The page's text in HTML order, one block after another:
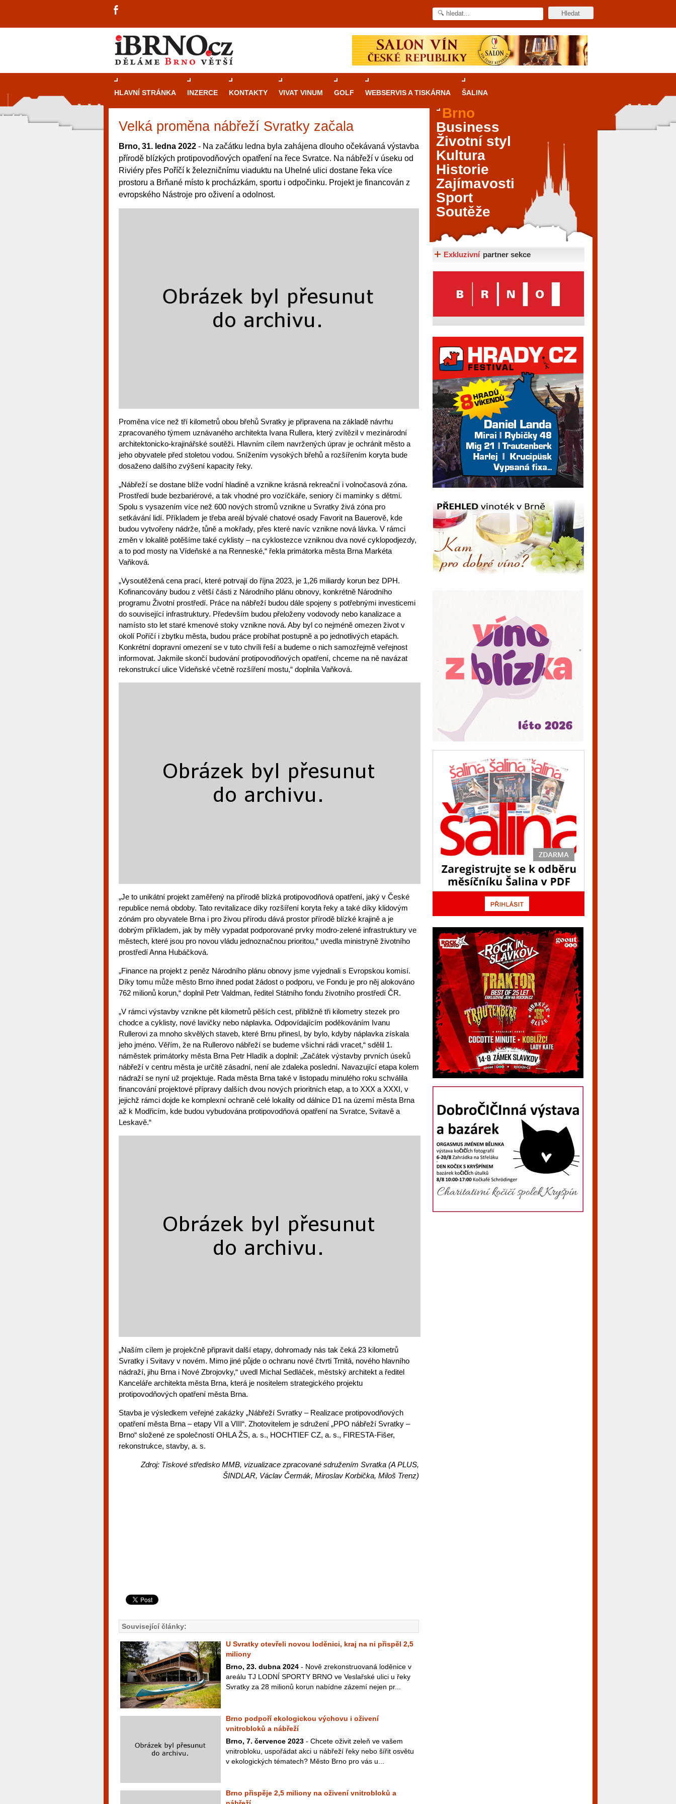
HLAVNÍ STRÁNKA INZERCE KONTAKTY VIVAT VINUM GOLF WEBSERVIS A TISKÁRNA ŠALINA
Velká proměna nábřeží Svratky začala
Brno, 31. ledna 2022 - Na začátku ledna byla zahájena dlouho očekávaná výstavba
přírodě blízkých protipovodňových opatření na řece Svratce. Na nábřeží v úseku od
Riviéry přes Poříčí k železničnímu viaduktu na Uhelné ulici dostane řeka více
prostoru a Brňané místo k procházkám, sportu i odpočinku. Projekt je financován z
evropského Nástroje pro oživení a odolnost.
Proměna více než tří kilometrů obou břehů Svratky je připravena na základě návrhu
zpracovaného týmem uznávaného architekta Ivana Rullera, který zvítězil v mezinárodní
architektonicko-krajinářské soutěži. Hlavním cílem navržených úprav je ochránit město a
jeho obyvatele před stoletou vodou. Snížením vysokých břehů a rozšířením koryta bude
dosaženo dalšího zvýšení kapacity řeky.
„Nábřeží se dostane blíže vodní hladině a vznikne krásná rekreační i volnočasová zóna.
Prostředí bude bezbariérové, a tak vhodné pro vozíčkáře, seniory či maminky s dětmi.
Spolu s vysazením více než 600 nových stromů vznikne u Svratky živá zóna pro
setkávání lidí. Příkladem je třeba areál bývalé chatové osady Favorit na Bauerově, kde
budou vytvořeny nádrže, tůně a mokřady, přes které navíc vznikne nová lávka. V rámci
změn v lokalitě potěšíme také cyklisty – na cyklostezce vzniknou dva nové cyklopodjezdy,
a to pod mosty na Vídeňské a na Renneské,“ řekla primátorka města Brna Markéta
Vaňková.
„Vysoutěžená cena prací, které potrvají do října 2023, je 1,26 miliardy korun bez DPH.
Kofinancovány budou z větší části z Národního plánu obnovy, konkrétně Národního
programu Životní prostředí. Práce na nábřeží budou dále spojeny s potřebnými investicemi
do související infrastruktury. Především budou přeloženy vodovody nebo kanalizace a
namísto sto let staré kmenové stoky vznikne nová. Aby byl co nejméně omezen život v
okolí Poříčí i zbytku města, budou práce probíhat postupně a po jednotlivých etapách.
Konkrétní dopravní omezení se v tuto chvíli řeší a budeme o nich samozřejmě veřejnost
informovat. Jakmile skončí budování protipovodňových opatření, chceme na ně navázat
rekonstrukcí ulice Vídeňské včetně rozšíření mostu,“ doplnila Vaňková.
„Je to unikátní projekt zaměřený na přírodě blízká protipovodňová opatření, jaký v České
republice nemá obdoby. Tato revitalizace díky rozšíření koryta řeky a také díky klidovým
zónám pro obyvatele Brna i pro živou přírodu dává prostor přírodě blízké krajině a je
dobrým příkladem, jak by měly vypadat podporované prvky modro-zelené infrastruktury ve
městech, které jsou pro novou vládu jednoznačnou prioritou,“ uvedla ministryně životního
prostředí Anna Hubáčková.
„Finance na projekt z peněz Národního plánu obnovy jsme vyjednali s Evropskou komisí.
Díky tomu může město Brno ihned podat žádost o podporu, ve Fondu je pro něj alokováno
762 milionů korun,“ doplnil Petr Valdman, ředitel Státního fondu životního prostředí ČR.
„V rámci výstavby vznikne pět kilometrů pěších cest, přibližně tři kilometry stezek pro
chodce a cyklisty, nové lavičky nebo náplavka. Odpovídajícím poděkováním Ivanu
Rullerovi za mnoho skvělých staveb, které Brnu přinesl, by bylo, kdyby náplavka získala
jeho jméno. Věřím, že na Rullerovo nábřeží se budeme všichni rádi vracet,“ sdělil 1.
náměstek primátorky města Brna Petr Hladík a doplnil: „Začátek výstavby prvních úseků
nábřeží v centru města je určitě zásadní, není ale zdaleka poslední. Navazující etapa kolem
nádraží se nyní už projektuje. Rada města Brna také v listopadu minulého roku schválila
financování projektové přípravy dalších dvou nových prioritních etap, a to XXX a XXXI, v
jejichž rámci dojde ke komplexní ochraně celé lokality od dálnice D1 na území města Brna
až k Modřicím, kde budou vybudována protipovodňová opatření na Svratce, Svitavě a
Leskavě.“
„Naším cílem je projekčně připravit další etapy, dohromady nás tak čeká 23 kilometrů
Svratky i Svitavy v novém. Mimo jiné půjde o ochranu nové čtvrti Trnitá, nového hlavního
nádraží, jihu Brna i Nové Zbrojovky,“ uvedl Michal Sedláček, městský architekt a ředitel
Kanceláře architekta města Brna, která je nositelem strategického projektu
protipovodňových opatření města Brna.
Stavba je výsledkem veřejné zakázky „Nábřeží Svratky – Realizace protipovodňových
opatření města Brna – etapy VII a VIII“. Zhotovitelem je sdružení „PPO nábřeží Svratky –
Brno“ složené ze společností OHLA ŽS, a. s., HOCHTIEF CZ, a. s., FIRESTA-Fišer,
rekonstrukce, stavby, a. s.
Zdroj: Tiskové středisko MMB, vizualizace zpracované sdružením Svratka (A PLUS,
ŠINDLAR, Václav Čermák, Miroslav Korbička, Miloš Trenz)
Související články:
U Svratky otevřeli novou loděnici, kraj na ni přispěl 2,5
miliony
Brno, 23. dubna 2024 - Nově zrekonstruovaná loděnice v
areálu TJ LODNÍ SPORTY BRNO ve Veslařské ulici u řeky
Svratky za 28 milionů korun nabídne zázemí nejen pr...
Brno podpoří ekologickou výchovu i oživení
vnitrobloků a nábřeží
Brno, 7. července 2023 - Chcete oživit zeleň ve vašem
vnitrobloku, uspořádat akci u nábřeží řeky nebo šířit osvětu
v ekologických tématech? Město Brno pro vás u...
Brno přispěje 2,5 miliony na oživení vnitrobloků a
Průvodcekasinovými hrami v Brně: Od
rulety po video automaty
Brno je městem známým pro zajímavé památky, skvělé
restaurace, divadla a univerzity. Mimo jiné je ale také
místem, kde si můžete legálně a bezpečně vyzkoušet
různé kasinové hry. V neustále kvetoucí moravské
Brno
Business
Životní styl
Kultura
Historie
Zajímavosti
Sport
Soutěže
Exkluzivní partner sekce